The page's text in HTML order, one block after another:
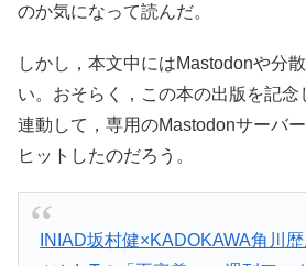
のか気になって読んだ。
しかし，本文中にはMastodonや分
い。おそらく，この本の出版を記念
連動して，専用のMastodonサーバ
ヒットしたのだろう。
INIAD坂村健×KADOKAWA角川